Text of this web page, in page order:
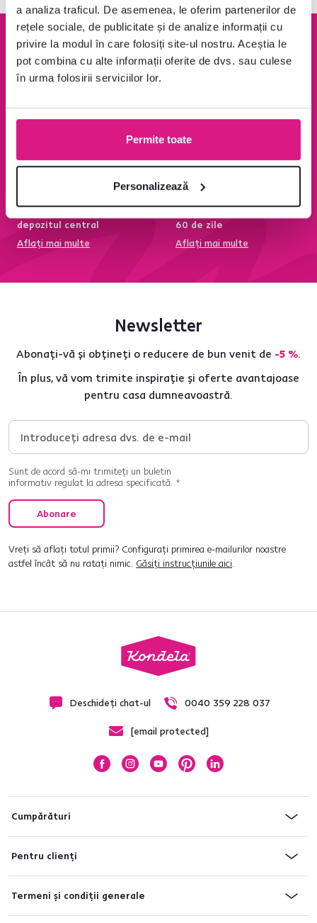
a analiza traficul. De asemenea, le oferim partenerilor de
rețele sociale, de publicitate și de analize informații cu
privire la modul în care folosiți site-ul nostru. Aceștia le
pot combina cu alte informații oferite de dvs. sau culese
în urma folosirii serviciilor lor.
Permite toate
Personalizează
100 %
Aflați mai multe
este gratuit
Aflați mai multe
disponibile pe stoc în
depozitul central
Aflați mai multe
produselor în termen de
60 de zile
Aflați mai multe
Newsletter
Abonați-vă și obțineți o reducere de bun venit de -5 %.
În plus, vă vom trimite inspirație și oferte avantajoase
pentru casa dumneavoastră.
Sunt de acord să-mi trimiteți un buletin
informativ regulat la adresa specificată. *
Abonare
Vreți să aflați totul primii? Configurați primirea e-mailurilor noastre
astfel încât să nu ratați nimic. Găsiți instrucțiunile aici.
Deschideți chat-ul 0040 359 228 037
[email protected]
Cumpărături
Pentru clienți
Termeni și condiții generale